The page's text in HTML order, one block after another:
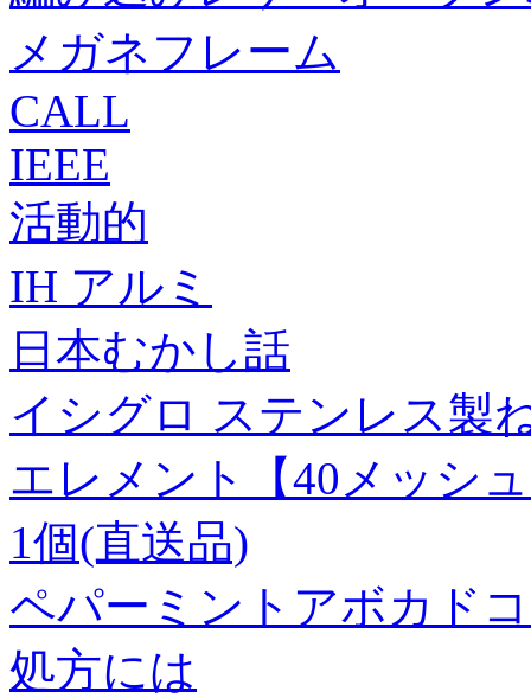
メガネフレーム
CALL
IEEE
活動的
IH アルミ
日本むかし話
イシグロ ステンレス製
エレメント【40メッシ
1個(直送品)
ペパーミントアボカド
処方には